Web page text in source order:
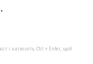
і натисніть Ctrl + Enter, щоб